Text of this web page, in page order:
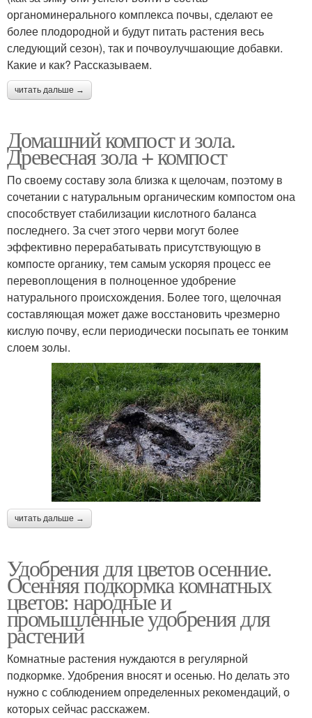
органоминерального комплекса почвы, сделают ее
более плодородной и будут питать растения весь
следующий сезон), так и почвоулучшающие добавки.
Какие и как? Рассказываем.
читать дальше →
Домашний компост и зола.
Древесная зола + компост
По своему составу зола близка к щелочам, поэтому в
сочетании с натуральным органическим компостом она
способствует стабилизации кислотного баланса
последнего. За счет этого черви могут более
эффективно перерабатывать присутствующую в
компосте органику, тем самым ускоряя процесс ее
перевоплощения в полноценное удобрение
натурального происхождения. Более того, щелочная
составляющая может даже восстановить чрезмерно
кислую почву, если периодически посыпать ее тонким
слоем золы.
читать дальше →
Удобрения для цветов осенние.
Осенняя подкормка комнатных
цветов: народные и
промышленные удобрения для
растений
Комнатные растения нуждаются в регулярной
подкормке. Удобрения вносят и осенью. Но делать это
нужно с соблюдением определенных рекомендаций, о
которых сейчас расскажем.